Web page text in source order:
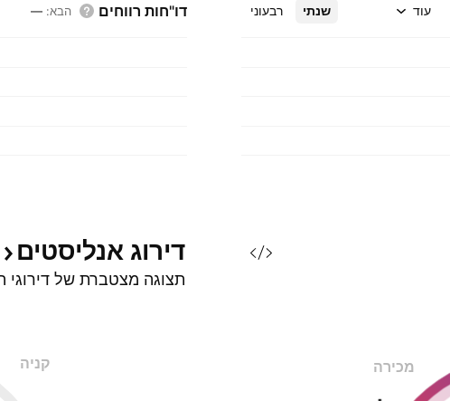
שנתי רבעוני עוד דו"חות רווחים הבא:
—
מכירה
דירוג אנליסטים
תצוגה מצטברת של דירוגי
קניה